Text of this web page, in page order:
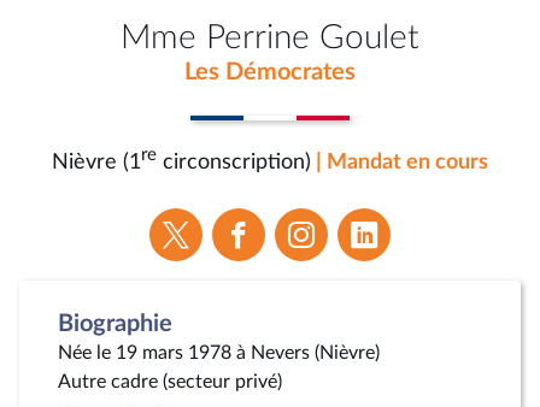
Mme Perrine Goulet
Les Démocrates
Nièvre (1re circonscription) | Mandat en cours
Voir
la
Voir
la
Voir
la
Voir
la
Biographie
Née le 19 mars 1978 à Nevers (Nièvre)
Autre cadre (secteur privé)